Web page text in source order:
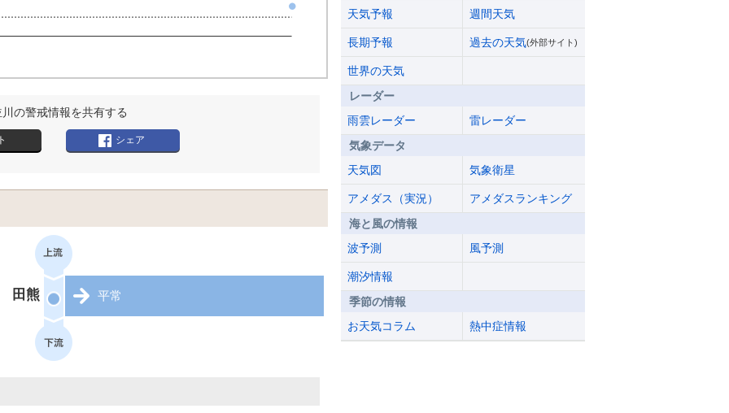
の警戒情報を共有する
シェア
田熊 平常
天気予報 週間天気
長期予報 過去の天気(外部サイト)
世界の天気
レーダー
雨雲レーダー
雷レーダー
気象データ
天気図
気象衛星
アメダス（実況）
アメダスランキング
海と風の情報
波予測
風予測
潮汐情報
季節の情報
お天気コラム
熱中症情報